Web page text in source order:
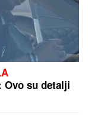
uskoro udaje